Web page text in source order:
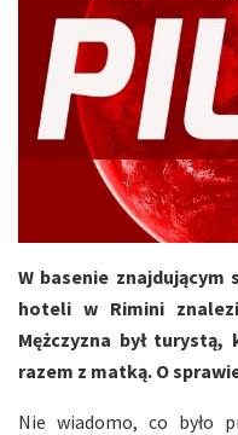
W basenie znajdującym
hoteli w Rimini
Mężczyzna był turystą,
razem z matką. O
Nie wiadomo, co było